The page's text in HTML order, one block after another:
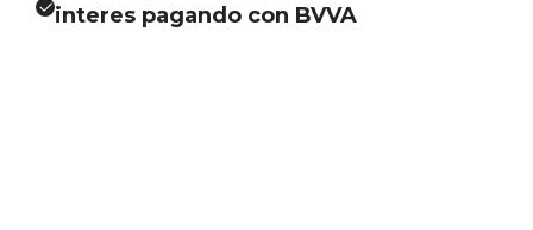
interes pagando con BVVA